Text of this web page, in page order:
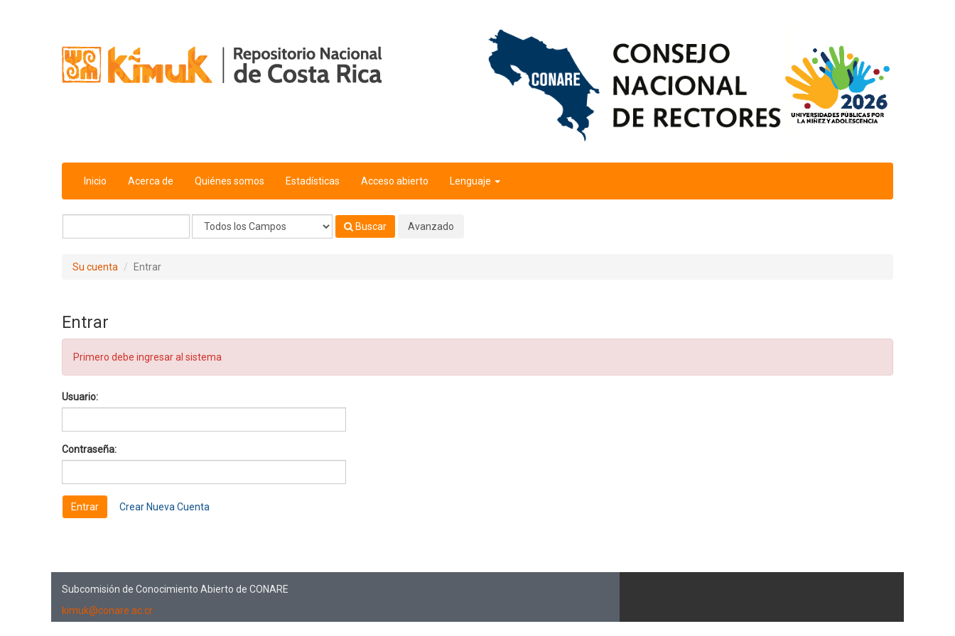
Inicio Acerca de Quiénes somos Estadísticas Acceso abierto Lenguaje
Buscar Avanzado
Su cuenta Entrar
Entrar
Primero debe ingresar al sistema
Usuario:
Contraseña:
Crear Nueva Cuenta
Subcomisión de Conocimiento Abierto de CONARE
kimuk@conare.ac.cr